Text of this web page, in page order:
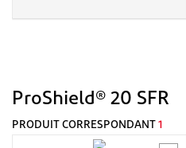
ProShield® 20 SFR
PRODUIT CORRESPONDANT 1